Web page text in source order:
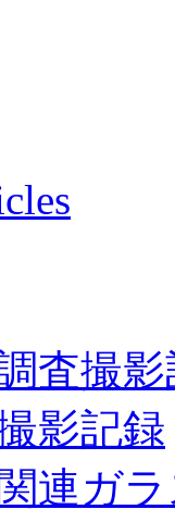
査撮
影記録
連ガ